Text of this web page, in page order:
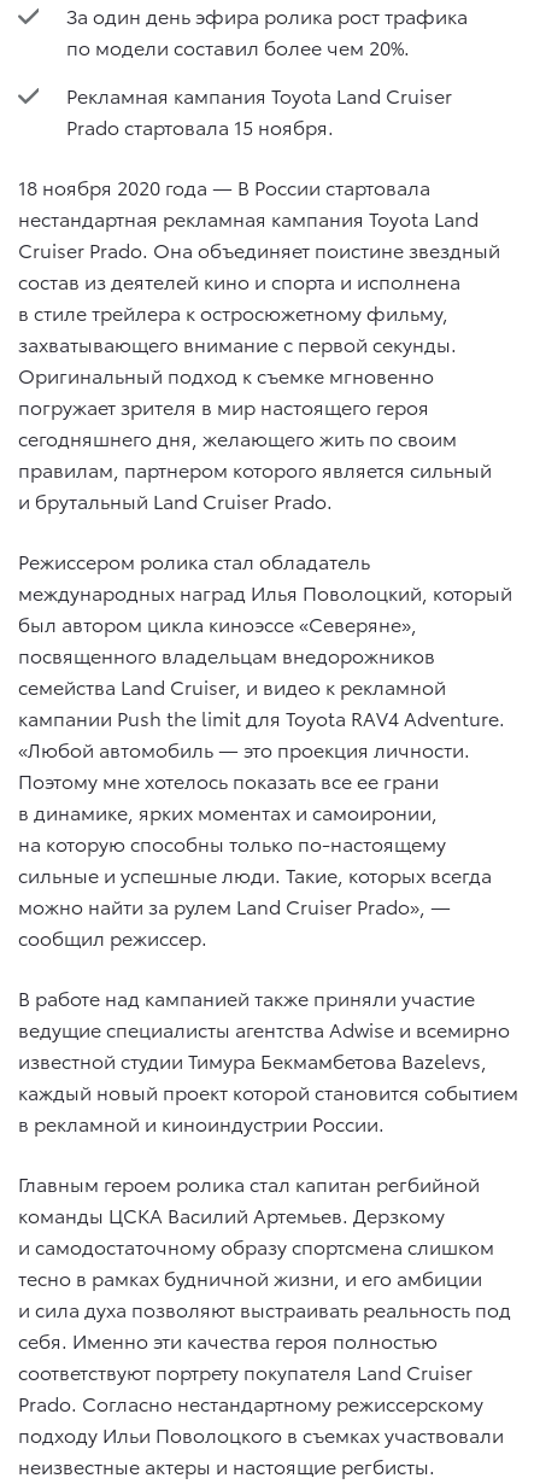
За один день эфира ролика рост трафика
по модели составил более чем 20%.
Рекламная кампания Toyota Land Cruiser
Prado стартовала 15 ноября.
18 ноября 2020 года — В России стартовала
нестандартная рекламная кампания Toyota Land
Cruiser Prado. Она объединяет поистине звездный
состав из деятелей кино и спорта и исполнена
в стиле трейлера к остросюжетному фильму,
захватывающего внимание с первой секунды.
Оригинальный подход к съемке мгновенно
погружает зрителя в мир настоящего героя
сегодняшнего дня, желающего жить по своим
правилам, партнером которого является сильный
и брутальный Land Cruiser Prado.
Режиссером ролика стал обладатель
международных наград Илья Поволоцкий, который
был автором цикла киноэссе «Северяне»,
посвященного владельцам внедорожников
семейства Land Cruiser, и видео к рекламной
кампании Push the limit для Toyota RAV4 Adventure.
«Любой автомобиль — это проекция личности.
Поэтому мне хотелось показать все ее грани
в динамике, ярких моментах и самоиронии,
на которую способны только по-настоящему
сильные и успешные люди. Такие, которых всегда
можно найти за рулем Land Cruiser Prado», —
сообщил режиссер.
В работе над кампанией также приняли участие
ведущие специалисты агентства Adwise и всемирно
известной студии Тимура Бекмамбетова Bazelevs,
каждый новый проект которой становится событием
в рекламной и киноиндустрии России.
Главным героем ролика стал капитан регбийной
команды ЦСКА Василий Артемьев. Дерзкому
и самодостаточному образу спортсмена слишком
тесно в рамках будничной жизни, и его амбиции
и сила духа позволяют выстраивать реальность под
себя. Именно эти качества героя полностью
соответствуют портрету покупателя Land Cruiser
Prado. Согласно нестандартному режиссерскому
подходу Ильи Поволоцкого в съемках участвовали
неизвестные актеры и настоящие регбисты.